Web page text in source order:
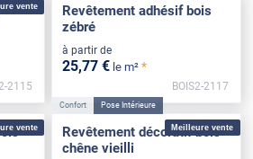
vente
2115
Revêtement adhésif bois
zébré
à partir de
25,77 € le m² *
BOIS2-2117
vente Meilleure vente
Confort Pose Intérieure
Revêtement décoratif bois
chêne vieilli